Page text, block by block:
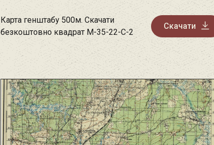
Карта генштабу 500м. Скачати
безкоштовно квадрат M-35-22-C-2
Скачати